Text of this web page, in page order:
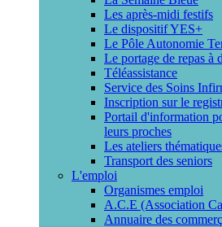
Les après-midi festifs
Le dispositif YES+
Le Pôle Autonomie
Le portage de repas à
Téléassistance
Service des Soins
Inscription sur le
Portail d'information
leurs proches
Les ateliers
Transport des seniors
L'emploi
Organismes emploi
A.C.E (Association
Annuaire des